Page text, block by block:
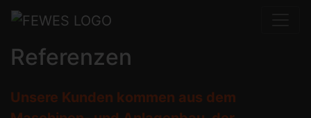
Referenzen
Unsere Kunden kommen aus dem